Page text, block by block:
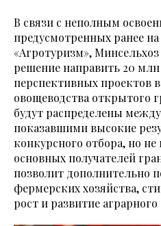
В связи с неполным
предусмотренных ранее
«Агротуризм»,
решение направить 20
перспективных проектов
овощеводства открытого
будут распределены
показавшими высокие
конкурсного отбора, но
основных получателей
позволит дополнительно
фермерских хозяйства,
рост и развитие